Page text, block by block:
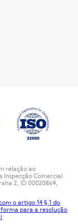
relação ao
Comercial
2, ID 00020869,
o artigo 14 § 1 do
para a resolução
li